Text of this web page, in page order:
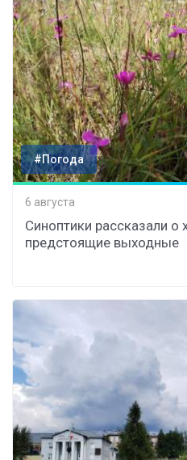
#Погода
6 августа
Синоптики рассказали о
предстоящие выходные